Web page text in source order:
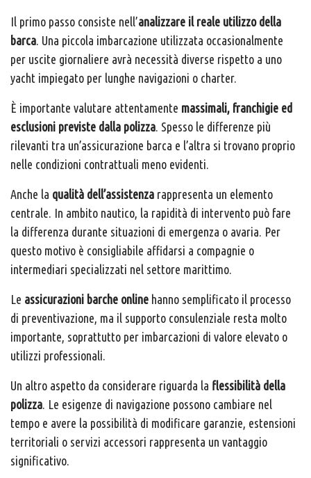
Il primo passo consiste nell’analizzare il reale utilizzo della
barca . Una piccola imbarcazione utilizzata occasionalmente
per uscite giornaliere avrà necessità diverse rispetto a uno
yacht impiegato per lunghe navigazioni o charter.
È importante valutare attentamente massimali, franchigie ed
esclusioni previste dalla polizza . Spesso le differenze più
rilevanti tra un’assicurazione barca e l’altra si trovano proprio
nelle condizioni contrattuali meno evidenti.
Anche la qualità dell’assistenza rappresenta un elemento
centrale. In ambito nautico, la rapidità di intervento può fare
la differenza durante situazioni di emergenza o avaria. Per
questo motivo è consigliabile affidarsi a compagnie o
intermediari specializzati nel settore marittimo.
Le assicurazioni barche online hanno semplificato il processo
di preventivazione, ma il supporto consulenziale resta molto
importante, soprattutto per imbarcazioni di valore elevato o
utilizzi professionali.
Un altro aspetto da considerare riguarda la flessibilità della
polizza . Le esigenze di navigazione possono cambiare nel
tempo e avere la possibilità di modificare garanzie, estensioni
territoriali o servizi accessori rappresenta un vantaggio
significativo.